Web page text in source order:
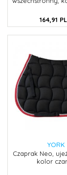
164,91
YORK
Czaprak Neo,
kolor